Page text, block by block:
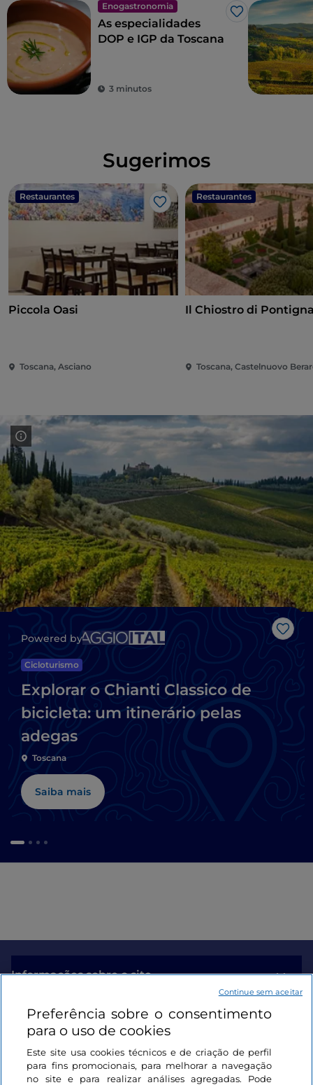
Enogastronomia
Gosto
As especialidades
DOP e IGP da Toscana
3 minutos
Sugerimos
Restaurantes
Gosto
Piccola Oasi
Toscana, Asciano
Restaurantes
Il Chiostro di
Toscana, Castelnuovo
Powered by
Cicloturismo
Explorar o Chianti Classico de
bicicleta: um itinerário pelas
adegas
Toscana
Saiba mais
Informações sobre o site
Ligações úteis
Iniciar sessão
Preferência sobre o consentimento
para o uso de cookies
Este site usa cookies técnicos e de criação de perfil
para fins promocionais, para melhorar a navegação
no site e para realizar análises agregadas. Pode
Continue sem aceitar